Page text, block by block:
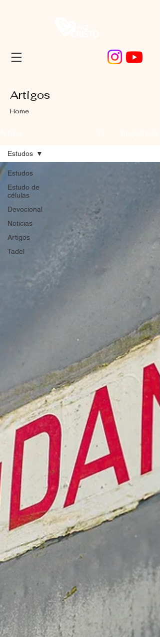
Artigos
Home
Estudos
Estudo de
células
Devocional
Noticias
Artigos
Tadel
Estudos